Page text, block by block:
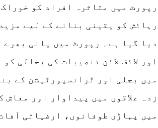
رپورٹ میں متاثرہ افراد کو
رہائش کو یقینی بنانے کے لیے
دیا گیا ہے۔ رپورٹ میں پانی بھرے
اور لائف لائن تنصیبات کی بحالی
میں بجلی اور ٹرانسپورٹیشن کے
زدہ علاقوں میں پیداوار اور
میں پہاڑی طوفانوں، ارضیاتی